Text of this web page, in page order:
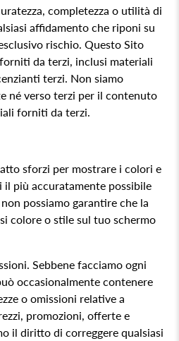
completezza o utilità di
affidamento che riponi su
rischio. Questo Sito
da terzi, inclusi materiali
terzi. Non siamo
né verso terzi per il contenuto
forniti da terzi.
sforzi per mostrare i colori e
più accuratamente possibile
possiamo garantire che la
colore o stile sul tuo schermo
Sebbene facciamo ogni
occasionalmente contenere
o omissioni relative a
promozioni, offerte e
il diritto di correggere qualsiasi